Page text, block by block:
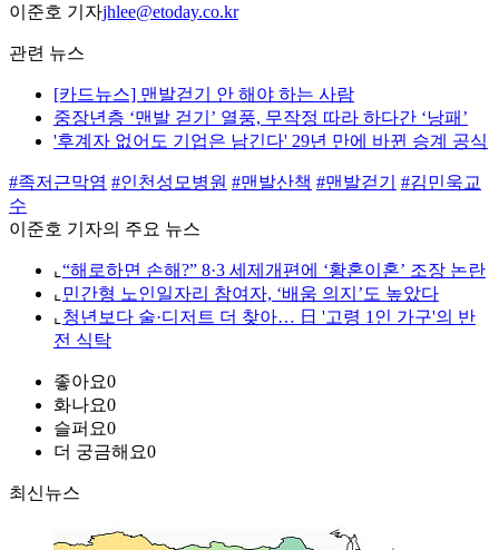
이준호 기자jhlee@etoday.co.kr
관련 뉴스
[카드뉴스] 맨발걷기 안 해야 하는 사람
중장년층 ‘맨발 걷기’ 열풍, 무작정 따라 하다간 ‘낭패’
'후계자 없어도 기업은 남긴다' 29년 만에 바뀐 승계 공식
#족저근막염 #인천성모병원 #맨발산책 #맨발걷기
#김민욱교
수
이준호 기자의 주요 뉴스
⌞ “해로하면 손해?” 8·3 세제개편에 ‘황혼이혼’ 조장 논란
⌞ 민간형 노인일자리 참여자, ‘배움 의지’도 높았다
⌞ 청년보다 술·디저트 더 찾아… 日 '고령 1인 가구'의 반
전 식탁
좋아요0
화나요0
슬퍼요0
더 궁금해요0
최신뉴스